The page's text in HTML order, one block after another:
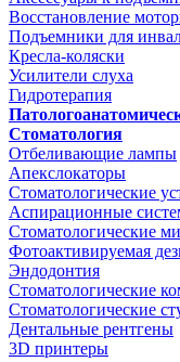
Восстановление
Подъемники для
Кресла-коляски
Усилители слуха
Гидротерапия
Стоматология
Отбеливающие лампы
Апекслокаторы
Стоматологические
Аспирационные
Стоматологические
Фотоактивируемая
Эндодонтия
Стоматологические
Стоматологические
Дентальные рентгены
3D принтеры